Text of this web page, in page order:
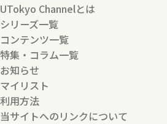
UTokyo Channelとは
シリーズ一覧
コンテンツ一覧
特集・コラム一覧
お知らせ
マイリスト
利用方法
当サイトへのリンクについて